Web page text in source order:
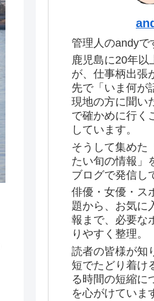
管理人のandyで
鹿児島に20年以
が、仕事柄出張
先で「いま何が
現地の方に聞い
で確かめに行く
しています。
そうして集めた
たい旬の情報」
ブログで発信し
俳優・女優・ス
題から、お気に
報まで、必要な
りやすく整理。
読者の皆様が知
短でたどり着け
る時間の短縮に
を心がけていま